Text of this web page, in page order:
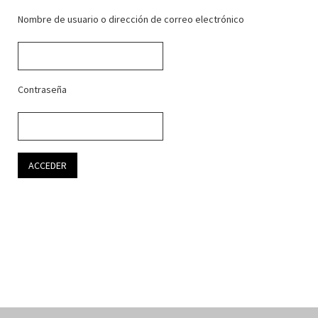
Nombre de usuario o dirección de correo electrónico
Contraseña